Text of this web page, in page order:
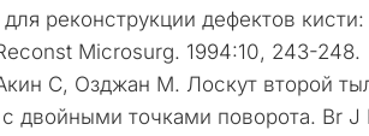
реконструкции дефектов
Microsurg. 1994:10, 243-248.
С, Озджан М. Лоскут второй
двойными точками поворота. Br J